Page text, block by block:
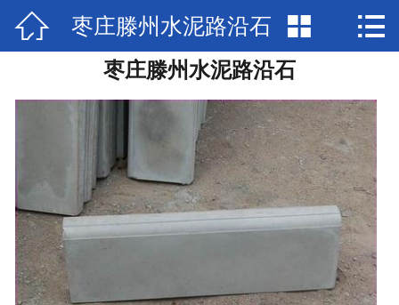
 网站首页
产品展示
新闻中心
检验报告
关于兴圣
在线留言
 枣庄滕州水泥路沿石  
枣庄滕州水泥路沿石